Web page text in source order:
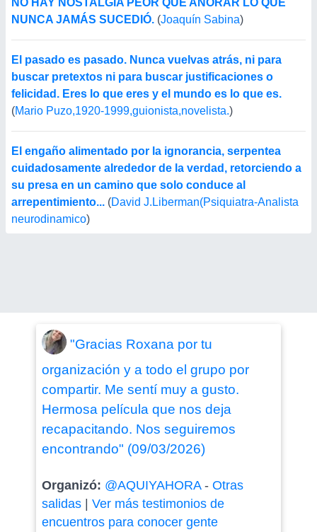
NO HAY NOSTALGIA PEOR QUE AÑORAR LO QUE
NUNCA JAMÁS SUCEDIÓ. (Joaquín Sabina)
El pasado es pasado. Nunca vuelvas atrás, ni para
buscar pretextos ni para buscar justificaciones o
felicidad. Eres lo que eres y el mundo es lo que es.
(Mario Puzo,1920-1999,guionista,novelista.)
El engaño alimentado por la ignorancia, serpentea
cuidadosamente alrededor de la verdad, retorciendo a
su presa en un camino que solo conduce al
arrepentimiento... (David J.Liberman(Psiquiatra-Analista
neurodinamico)
"Gracias Roxana por tu
organización y a todo el grupo por
compartir. Me sentí muy a gusto.
Hermosa película que nos deja
recapacitando. Nos seguiremos
encontrando" (09/03/2026)
Organizó: @AQUIYAHORA- Otras
salidas| Ver más testimonios de
encuentros para conocer gente